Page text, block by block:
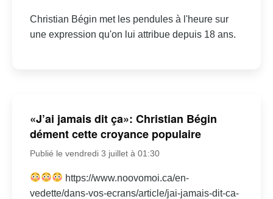
Christian Bégin met les pendules à l'heure sur
une expression qu'on lui attribue depuis 18 ans.
«J’ai jamais dit ça»: Christian Bégin
dément cette croyance populaire
Publié le vendredi 3 juillet à 01:30
https://www.noovomoi.ca/en-
vedette/dans-vos-ecrans/article/jai-jamais-dit-ca-